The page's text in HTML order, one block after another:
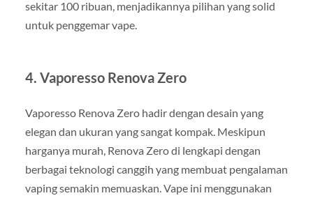
sekitar 100 ribuan, menjadikannya pilihan yang solid
untuk penggemar vape.
4. Vaporesso Renova Zero
Vaporesso Renova Zero hadir dengan desain yang
elegan dan ukuran yang sangat kompak. Meskipun
harganya murah, Renova Zero di lengkapi dengan
berbagai teknologi canggih yang membuat pengalaman
vaping semakin memuaskan. Vape ini menggunakan